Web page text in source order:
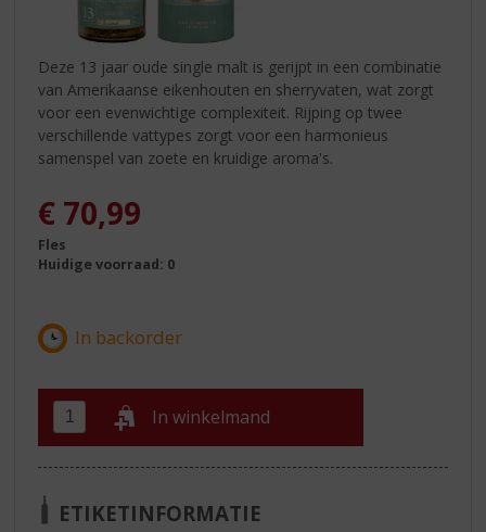
Deze 13 jaar oude single malt is gerijpt in een combinatie
van Amerikaanse eikenhouten en sherryvaten, wat zorgt
voor een evenwichtige complexiteit. Rijping op twee
verschillende vattypes zorgt voor een harmonieus
samenspel van zoete en kruidige aroma's.
€ 70,99
Fles
Huidige voorraad: 0
In winkelmand
ETIKETINFORMATIE